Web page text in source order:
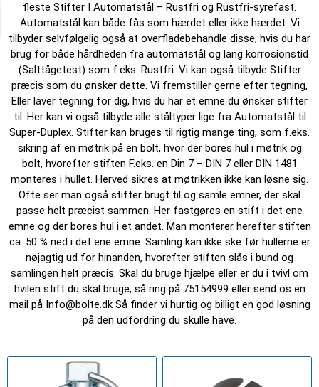
fleste Stifter I Automatstål – Rustfri og Rustfri-syrefast.
Automatstål kan både fås som hærdet eller ikke hærdet. Vi
tilbyder selvfølgelig også at overfladebehandle disse, hvis du har
brug for både hårdheden fra automatstål og lang korrosionstid
(Salttågetest) som f.eks. Rustfri. Vi kan også tilbyde Stifter
præcis som du ønsker dette. Vi fremstiller gerne efter tegning,
Eller laver tegning for dig, hvis du har et emne du ønsker stifter
til. Her kan vi også tilbyde alle ståltyper lige fra Automatstål til
Super-Duplex. Stifter kan bruges til rigtig mange ting, som f.eks.
sikring af en møtrik på en bolt, hvor der bores hul i møtrik og
bolt, hvorefter stiften F.eks. en Din 7 – DIN 7 eller DIN 1481
monteres i hullet. Herved sikres at møtrikken ikke kan løsne sig.
Ofte ser man også stifter brugt til og samle emner, der skal
passe helt præcist sammen. Her fastgøres en stift i det ene
emne og der bores hul i et andet. Man monterer herefter stiften
ca. 50 % ned i det ene emne. Samling kan ikke ske før hullerne er
nøjagtig ud for hinanden, hvorefter stiften slås i bund og
samlingen helt præcis. Skal du bruge hjælpe eller er du i tvivl om
hvilen stift du skal bruge, så ring på 75154999 eller send os en
mail på Info@bolte.dk Så finder vi hurtig og billigt en god løsning
på den udfordring du skulle have.
Category